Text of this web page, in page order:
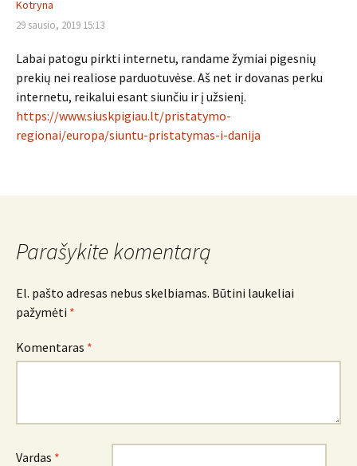
Kotryna
29 sausio, 2019 15:13
Labai patogu pirkti internetu, randame žymiai pigesnių
prekių nei realiose parduotuvėse. Aš net ir dovanas perku
internetu, reikalui esant siunčiu ir į užsienį.
https://www.siuskpigiau.lt/pristatymo-
regionai/europa/siuntu-pristatymas-i-danija
Parašykite komentarą
El. pašto adresas nebus skelbiamas. Būtini laukeliai
pažymėti *
Komentaras *
Vardas *